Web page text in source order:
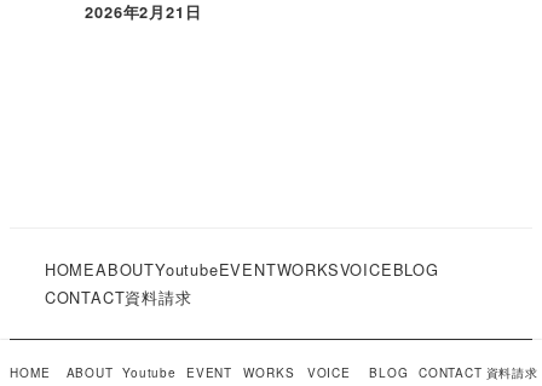
2026年2月21日
HOMEABOUTYoutubeEVENTWORKSVOICEBLOG
CONTACT資料請求
COPYRIGHT © Simple Inc. 2019
HOME ABOUT Youtube EVENT WORKS VOICE BLOG CONTACT 資料請求